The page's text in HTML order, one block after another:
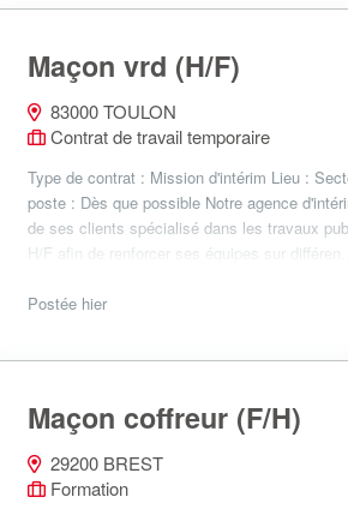
Maçon vrd (H/F)
83000 TOULON
Contrat de travail temporaire
Type de contrat : Mission d'intérim Lieu :
poste : Dès que possible Notre agence
de ses clients spécialisé dans les travaux
H/F afin de renforcer ses équipes sur différen...
Postée hier
Maçon coffreur (F/H)
29200 BREST
Formation